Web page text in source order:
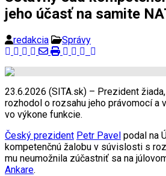
jeho účasť na samite
redakcia Správy
23.6.2026 (SITA.sk) – Prezident
rozhodol o rozsahu jeho právomocí a
vo výkone funkcie.
Český prezident Petr Pavel podal na
kompetenčnú žalobu v súvislosti s
mu neumožnila zúčastniť sa na
Ankare.